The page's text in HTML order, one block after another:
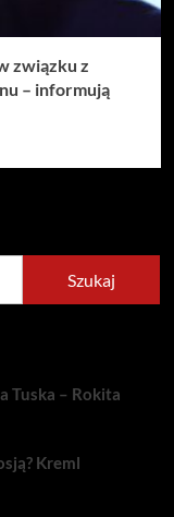
związku z
– informują
Szukaj
Tuska – Rokita
Kreml